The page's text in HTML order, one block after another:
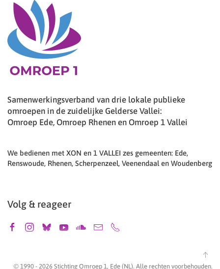
Samenwerkingsverband van drie lokale publieke
omroepen in de zuidelijke Gelderse Vallei:
Omroep Ede, Omroep Rhenen en Omroep 1 Vallei
We bedienen met XON en 1 VALLEI zes gemeenten: Ede,
Renswoude, Rhenen, Scherpenzeel, Veenendaal en Woudenberg
Volg & reageer
© 1990 - 2026 Stichting Omroep 1, Ede (NL). Alle rechten voorbehouden.